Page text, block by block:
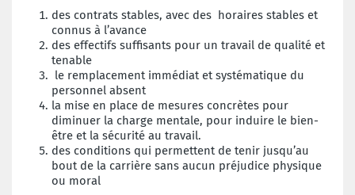
des contrats stables, avec des horaires stables et
connus à l’avance
des effectifs suffisants pour un travail de qualité et
tenable
le remplacement immédiat et systématique du
personnel absent
la mise en place de mesures concrètes pour
diminuer la charge mentale, pour induire le bien-
être et la sécurité au travail.
des conditions qui permettent de tenir jusqu’au
bout de la carrière sans aucun préjudice physique
ou moral